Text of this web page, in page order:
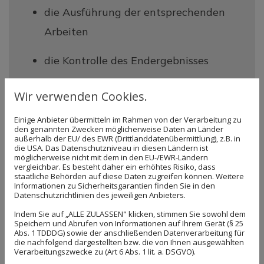
die Ausführung der entsprechenden
Arbeiten
die Kontrolle des Endergebnisses
eine regelmäßige Wartung der
Unabhängig davon, ob es darum geht,
klassische Arbeiten aus dem Bereich der
Elektrotechnik auszuführen oder
finden stets die passenden Lösungen.
Unsere Mitarbeiter verfügen über ein
Wir verwenden Cookies.
Einige Anbieter übermitteln im Rahmen von der Verarbeitung zu
den genannten Zwecken möglicherweise Daten an Länder
außerhalb der EU/ des EWR (Drittlanddatenübermittlung), z.B. in
die USA. Das Datenschutzniveau in diesen Ländern ist
möglicherweise nicht mit dem in den EU-/EWR-Ländern
vergleichbar. Es besteht daher ein erhöhtes Risiko, dass
staatliche Behörden auf diese Daten zugreifen können. Weitere
Informationen zu Sicherheitsgarantien finden Sie in den
Datenschutzrichtlinien des jeweiligen Anbieters.
Indem Sie auf „ALLE ZULASSEN" klicken, stimmen Sie sowohl dem
Speichern und Abrufen von Informationen auf Ihrem Gerät (§ 25
Abs. 1 TDDDG) sowie der anschließenden Datenverarbeitung für
die nachfolgend dargestellten bzw. die von Ihnen ausgewählten
Verarbeitungszwecke zu (Art 6 Abs. 1 lit. a. DSGVO).